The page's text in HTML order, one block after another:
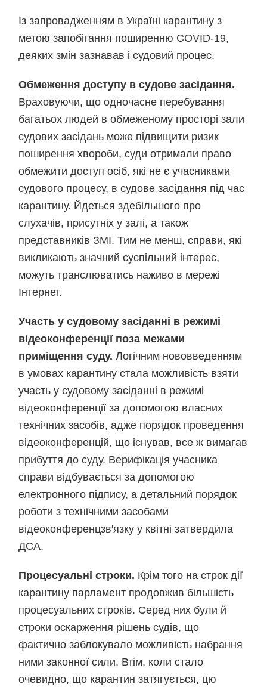
Із запровадженням в Україні карантину з
метою запобігання поширенню COVID-19,
деяких змін зазнавав і судовий процес.
Обмеження доступу в судове засідання.
Враховуючи, що одночасне перебування
багатьох людей в обмеженому просторі зали
судових засідань може підвищити ризик
поширення хвороби, суди отримали право
обмежити доступ осіб, які не є учасниками
судового процесу, в судове засідання під час
карантину. Йдеться здебільшого про
слухачів, присутніх у залі, а також
представників ЗМІ. Тим не менш, справи, які
викликають значний суспільний інтерес,
можуть транслюватись наживо в мережі
Інтернет.
Участь у судовому засіданні в режимі
відеоконференції поза межами
приміщення суду. Логічним нововведенням
в умовах карантину стала можливість взяти
участь у судовому засіданні в режимі
відеоконференції за допомогою власних
технічних засобів, адже порядок проведення
відеоконференцій, що існував, все ж вимагав
прибуття до суду. Верифікація учасника
справи відбувається за допомогою
електронного підпису, а детальний порядок
роботи з технічними засобами
відеоконференцзв'язку у квітні затвердила
ДСА.
Процесуальні строки. Крім того на строк дії
карантину парламент продовжив більшість
процесуальних строків. Серед них були й
строки оскарження рішень судів, що
фактично заблокувало можливість набрання
ними законної сили. Втім, коли стало
очевидно, що карантин затягується, цю